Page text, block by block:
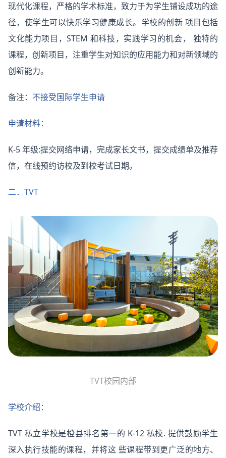
现代化课程，严格的学术标准，致力于为学生铺设成功的途
径，使学生可以快乐学习健康成长。学校的创新 项目包括
文化能力项目，STEM 和科技，实践学习的机会， 独特的
课程，创新项目，注重学生对知识的应用能力和对新领域的
创新能力。
备注： 不接受国际学生申请
申请材料：
K-5 年级:提交网络申请，完成家长文书，提交成绩单及推荐
信，在线预约访校及到校考试日期。
二． TVT
TVT校园内部
学校介绍：
TVT 私立学校是橙县排名第一的 K-12 私校. 提供鼓励学生
深入执行技能的课程，并将这 些课程带到更广泛的地方、